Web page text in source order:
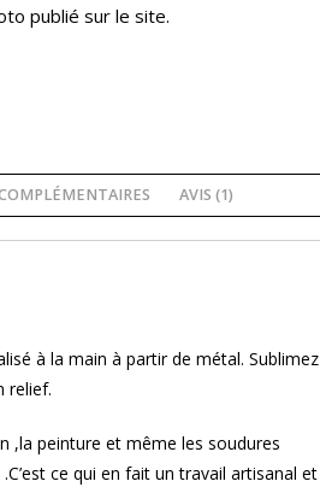
publié sur le site.
AVIS (1)
à la main à partir de métal. Sublimez
relief.
,la peinture et même les soudures
ce qui en fait un travail artisanal et